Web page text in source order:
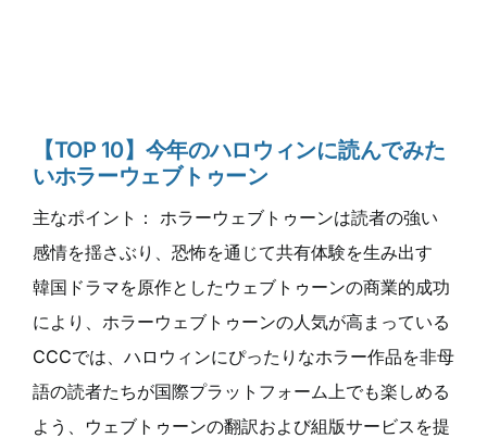
【TOP 10】今年のハロウィンに読んでみた
いホラーウェブトゥーン
主なポイント： ホラーウェブトゥーンは読者の強い
感情を揺さぶり、恐怖を通じて共有体験を生み出す
韓国ドラマを原作としたウェブトゥーンの商業的成功
により、ホラーウェブトゥーンの人気が高まっている
CCCでは、ハロウィンにぴったりなホラー作品を非母
語の読者たちが国際プラットフォーム上でも楽しめる
よう、ウェブトゥーンの翻訳および組版サービスを提